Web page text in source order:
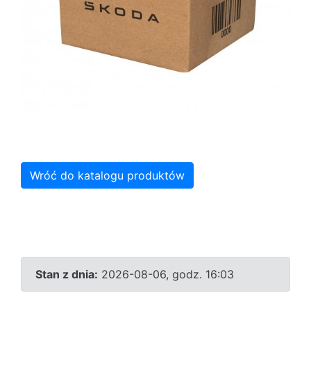
Wróć do katalogu produktów
Stan z dnia: 2026-08-06, godz. 16:03